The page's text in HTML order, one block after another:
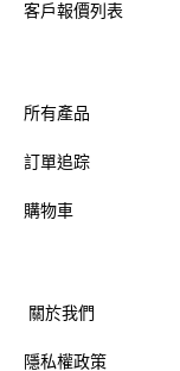
客戶報價列表
所有產品
訂單追踪
購物車
關於我們
隱私權政策